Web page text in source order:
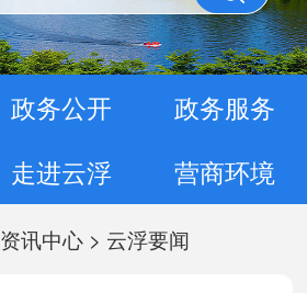
政务公开
政务服务
走进云浮 营商环境
资讯中心> 云浮要闻